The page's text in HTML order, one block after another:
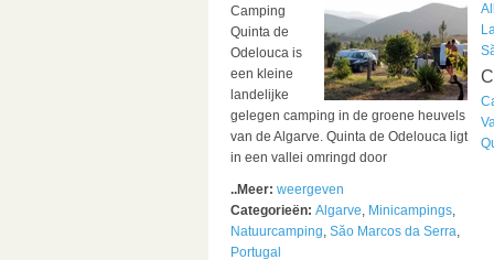
Camping
Quinta de
Odelouca is
een kleine
landelijke
gelegen camping in de groene heuvels
van de Algarve. Quinta de Odelouca ligt
in een vallei omringd door
..Meer: weergeven
Categorieën: Algarve, Minicampings,
Natuurcamping, Săo Marcos da Serra,
Portugal